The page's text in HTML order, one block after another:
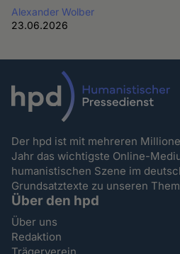
Alexander Wolber
23.06.2026
Der hpd ist mit mehreren
Jahr das wichtigste Online-
humanistischen Szene im
Grundsatztexte zu unseren
Über den hpd
Über uns
Redaktion